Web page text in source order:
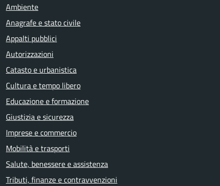
Ambiente
Anagrafe e stato civile
Appalti pubblici
Autorizzazioni
Catasto e urbanistica
Cultura e tempo libero
Educazione e formazione
Giustizia e sicurezza
Imprese e commercio
Mobilità e trasporti
Salute, benessere e assistenza
Tributi, finanze e contravvenzioni